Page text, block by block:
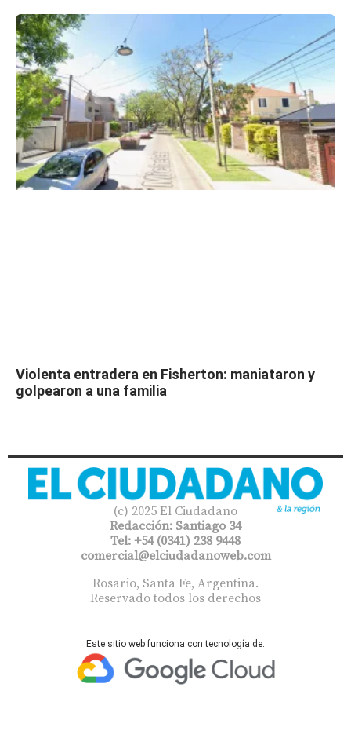
Violenta entradera en Fisherton: maniataron y
golpearon a una familia
(c) 2025 El Ciudadano
Redacción: Santiago 34
Tel: +54 (0341) 238 9448
comercial@elciudadanoweb.com​
Rosario, Santa Fe, Argentina.
Reservado todos los derechos
Este sitio web funciona con tecnología de: